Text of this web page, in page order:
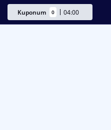
Kuponum 0 04:00